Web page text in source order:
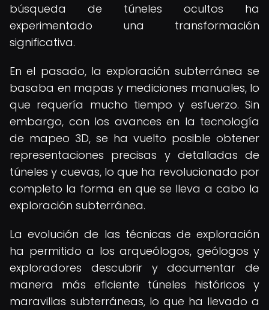
búsqueda de túneles ocultos ha
experimentado una transformación
significativa.
En el pasado, la exploración subterránea se
basaba en mapas y mediciones manuales, lo
que requería mucho tiempo y esfuerzo. Sin
embargo, con los avances en la tecnología
de mapeo 3D, se ha vuelto posible obtener
representaciones precisas y detalladas de
túneles y cuevas, lo que ha revolucionado por
completo la forma en que se lleva a cabo la
exploración subterránea.
La evolución de las técnicas de exploración
ha permitido a los arqueólogos, geólogos y
exploradores descubrir y documentar de
manera más eficiente túneles históricos y
maravillas subterráneas, lo que ha llevado a